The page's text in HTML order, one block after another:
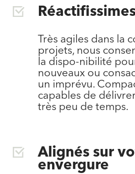
Très agiles dans la
projets, nous
la dispo-nibilité
nouveaux ou
un imprévu.
capables de
très peu de temps.
Alignés sur
envergure